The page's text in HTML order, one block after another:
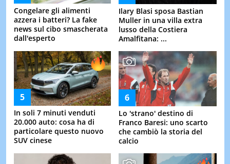
Congelare gli alimenti
azzera i batteri? La fake
news sul cibo smascherata
dall'esperto
Ilary Blasi sposa Bastian
Muller in una villa extra
lusso della Costiera
Amalfitana: ...
In soli 7 minuti venduti
20.000 auto: cosa ha di
particolare questo nuovo
SUV cinese
Lo 'strano' destino di
Franco Baresi: uno scarto
che cambiò la storia del
calcio